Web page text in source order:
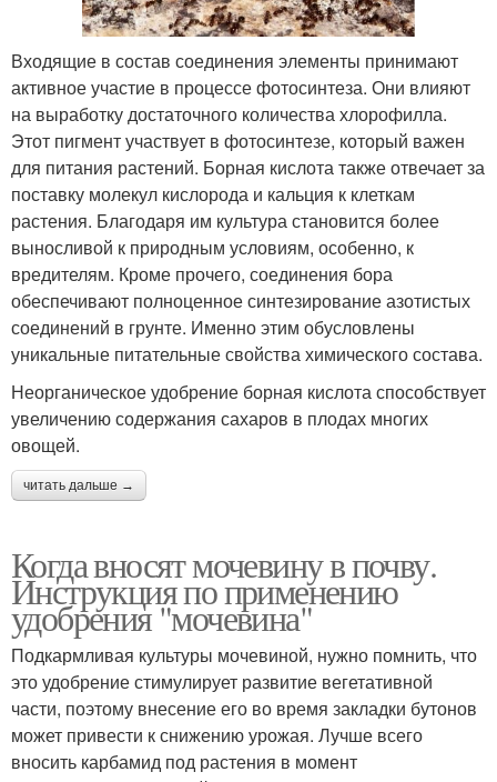
Входящие в состав соединения элементы принимают
активное участие в процессе фотосинтеза. Они влияют
на выработку достаточного количества хлорофилла.
Этот пигмент участвует в фотосинтезе, который важен
для питания растений. Борная кислота также отвечает за
поставку молекул кислорода и кальция к клеткам
растения. Благодаря им культура становится более
выносливой к природным условиям, особенно, к
вредителям. Кроме прочего, соединения бора
обеспечивают полноценное синтезирование азотистых
соединений в грунте. Именно этим обусловлены
уникальные питательные свойства химического состава.
Неорганическое удобрение борная кислота способствует
увеличению содержания сахаров в плодах многих
овощей.
читать дальше →
Когда вносят мочевину в почву.
Инструкция по применению
удобрения "мочевина"
Подкармливая культуры мочевиной, нужно помнить, что
это удобрение стимулирует развитие вегетативной
части, поэтому внесение его во время закладки бутонов
может привести к снижению урожая. Лучше всего
вносить карбамид под растения в момент